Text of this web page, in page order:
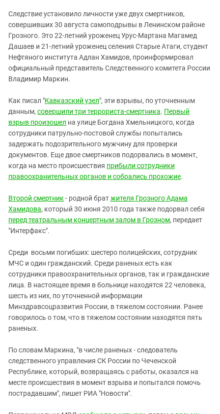
КАВКАЗ ЗА ПАЛЕСТИНУ
ИНАКОМЫСЛИЕ В ЧЕЧНЕ
ПРЕСЛЕДОВАНИЕ АКТИВИСТОВ
МОБИЛИЗАЦИЯ И ПРОТЕСТЫ
Ингушетия
Кабардино-Балкария
Калмыкия
Карачаево-Черкесия
Краснодарский край
Нагорный Карабах
Российская Федерация
Ростовская область
Северная Осетия - Алания
СКФО
Ставропольский край
Южная Осетия
Южный Кавказ
Следствие установило личности уже двух смертников,
совершивших 30 августа самоподрывы в Ленинском районе
Грозного. Это 22-летний уроженец Урус-Мартана Магамед
Дашаев и 21-летний уроженец селения Старые Атаги, студент
Нефтяного института Адлан Хамидов, проинформировал
официальный представитель Следственного комитета России
Владимир Маркин.
Как писал "Кавказский узел", эти взрывы, по уточненным
данным, совершили три террориста-смертника. Первый
взрыв произошел на улице Богдана Хмельницкого, когда
сотрудники патрульно-постовой службы попытались
задержать подозрительного мужчину для проверки
документов. Еще двое смертников подорвались в момент,
когда на место происшествия прибыли сотрудники
правоохранительных органов и собрались прохожие.
Второй смертник - родной братжителя Грозного Адама
Хамидова, который 30 июня 2010 года также подорвал себя
перед театральным концертным залом в Грозном, передает
"Интерфакс".
Среди восьми погибших: шестеро полицейских, сотрудник
МЧС и один гражданский. Среди раненых есть как
сотрудники правоохранительных органов, так и гражданские
лица. В настоящее время в больнице находятся 22 человека,
шесть из них, по уточненной информации
Минздравсоцразвития России, в тяжелом состоянии. Ранее
говорилось о том, что в тяжелом состоянии находятся пять
раненых.
По словам Маркина, "в числе раненых - следователь
следственного управления СК России по Чеченской
Республике, который, возвращаясь с работы, оказался на
месте происшествия в момент взрыва и попытался помочь
пострадавшим", пишет РИА "Новости".